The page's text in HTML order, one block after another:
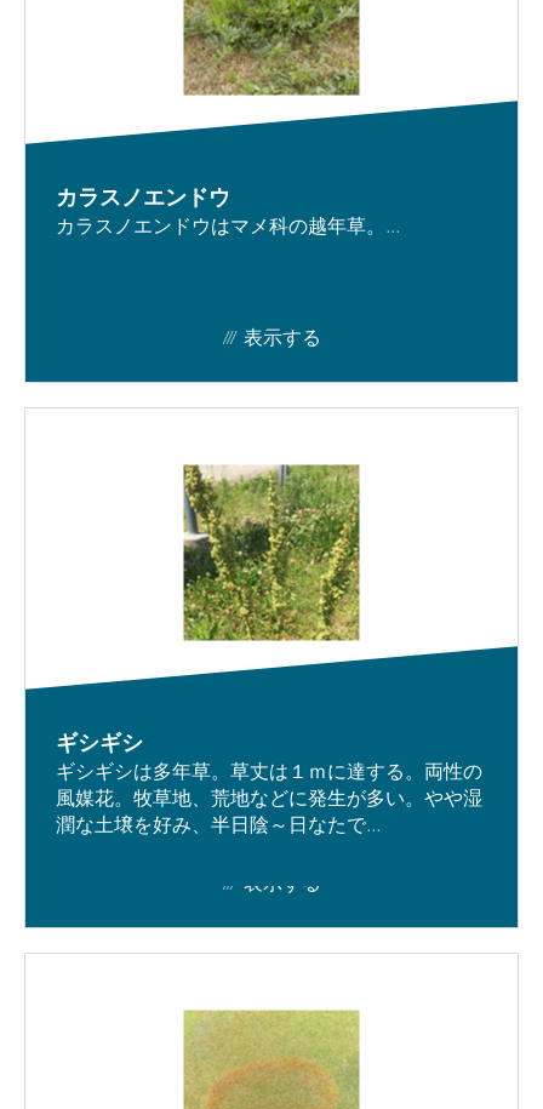
カラスノエンドウ
カラスノエンドウはマメ科の越年草。...
表示する
ギシギシ
ギシギシは多年草。草丈は１ｍに達する。両性の
風媒花。牧草地、荒地などに発生が多い。やや湿
潤な土壌を好み、半日陰～日なたで...
表示する